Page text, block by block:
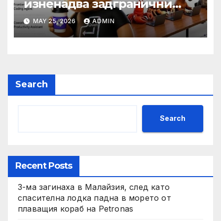
изненадва задгранични
разработчици с 35-часово
автономно изпълнение на
задачи
MAY 25, 2026 ADMIN
Search
Search
Recent Posts
3-ма загинаха в Малайзия, след като
спасителна лодка падна в морето от
плаващия кораб на Petronas